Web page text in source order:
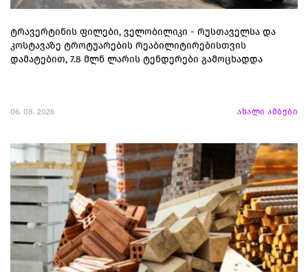
ტრავერტინის ფილები, ველობილიკი - რუსთაველსა და
კოსტავაზე ტროტუარების რეაბილიტირებისთვის
დამატებით, 7.8 მლნ ლარის ტენდერები გამოცხადდა
06. 08. 2026 ახალი ამბები